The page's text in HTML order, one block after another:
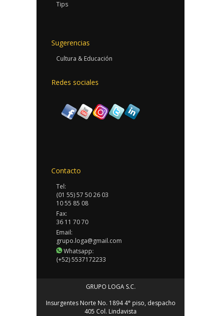
Tips
Sugerencias
Cultura & Educación
Redes sociales
Contacto
Tel:
(01 55) 57 50 26 03
10 55 85 08
Fax:
36 11 70 70
Email:
grupo.loga@gmail.com
Whatsapp:
(+52) 5537172233
GRUPO LOGA S.C.
Insurgentes Norte No. 1894 4° piso, despacho
405 Col. Lindavista